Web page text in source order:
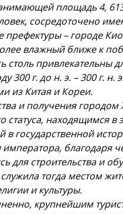
площадь 4,
сосредоточено
префектуры – городе
влажный ближе к
столь привлекательны
г. до н. э. – 300 г. н.
из Китая и Кореи.
и получения городом
находящимся в
государственной
благодаря
для строительства и
тогда местом
и культуры.
крупнейшим